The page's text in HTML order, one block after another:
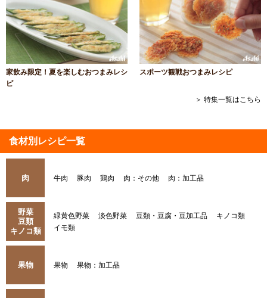
家飲み限定！夏を楽しむおつまみレシ
ピ
スポーツ観戦おつまみレシピ
＞ 特集一覧はこちら
食材別レシピ一覧
肉 牛肉 豚肉 鶏肉 肉：その他 肉：加工品
野菜
豆類
キノコ類
緑黄色野菜 淡色野菜 豆類・豆腐・豆加工品
キノコ類
イモ類
果物 果物 果物：加工品